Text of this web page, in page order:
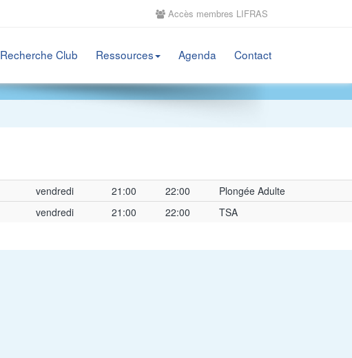
Accès membres LIFRAS
Recherche Club Ressources Agenda Contact
vendredi 21:00 22:00
Plongée Adulte
vendredi 21:00 22:00 TSA